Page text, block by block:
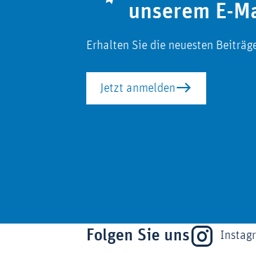
unserem E-
Erhalten Sie die neuesten
Jetzt anmelden
Folgen Sie uns